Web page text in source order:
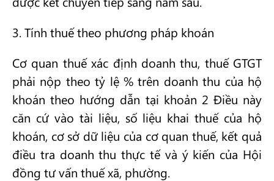
3. Tính thuế theo phương pháp khoán
Cơ quan thuế xác định doanh thu, thuế GTGT
phải nộp theo tỷ lệ % trên doanh thu của hộ
khoán theo hướng dẫn tại khoản 2 Điều này
căn cứ vào tài liệu, số liệu khai thuế của hộ
khoán, cơ sở dữ liệu của cơ quan thuế, kết quả
điều tra doanh thu thực tế và ý kiến của Hội
đồng tư vấn thuế xã, phường.